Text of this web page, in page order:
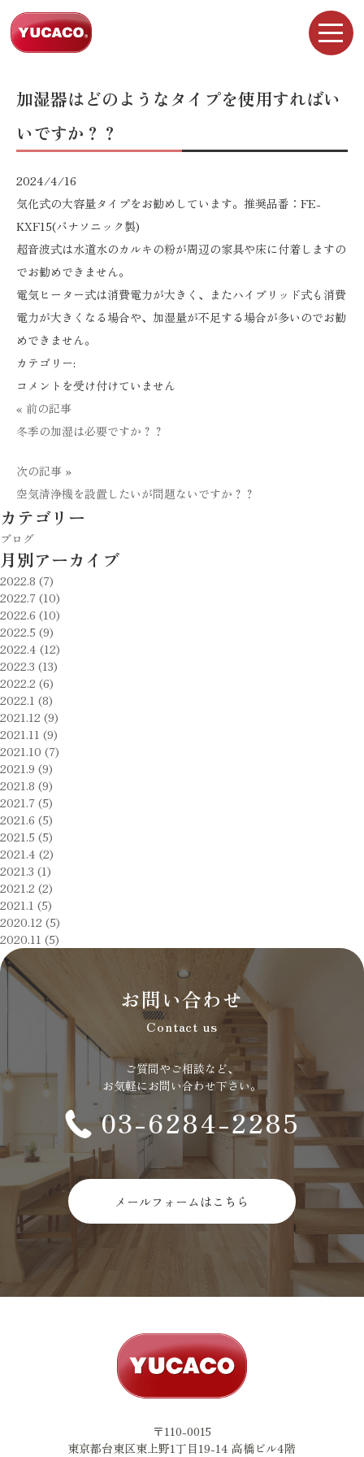
加湿器はどのようなタイプを使用すればい
いですか？？
2024/4/16
気化式の大容量タイプをお勧めしています。推奨品番：FE-
KXF15(パナソニック製)
超音波式は水道水のカルキの粉が周辺の家具や床に付着しますの
でお勧めできません。
電気ヒーター式は消費電力が大きく、またハイブリッド式も消費
電力が大きくなる場合や、加湿量が不足する場合が多いのでお勧
めできません。
カテゴリー:
加
湿
器
ど
の
よ
う
な
タ
イ
プ
を
使
用
す
れ
ば
い
い
で
す
か？？
は
コメントを受け付けていません
« 前の記事
冬季の加湿は必要ですか？？
次の記事 »
空気清浄機を設置したいが問題ないですか？？
カテゴリー
ブログ
月別アーカイブ
2022.8 (7)
2022.7 (10)
2022.6 (10)
2022.5 (9)
2022.4 (12)
2022.3 (13)
2022.2 (6)
2022.1 (8)
2021.12 (9)
2021.11 (9)
2021.10 (7)
2021.9 (9)
2021.8 (9)
2021.7 (5)
2021.6 (5)
2021.5 (5)
2021.4 (2)
2021.3 (1)
2021.2 (2)
2021.1 (5)
2020.12 (5)
2020.11 (5)
お問い合わせ
Contact us
ご質問やご相談など、
お気軽にお問い合わせ下さい。
03-6284-2285
メールフォームはこちら
〒110-0015
東京都台東区東上野1丁目19-14 高橋ビル4階